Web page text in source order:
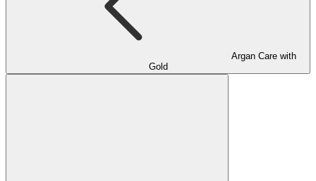
Argan Care with
Gold